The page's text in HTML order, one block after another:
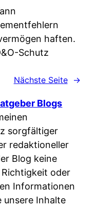
haften.
Schutz
Nächste Seite →
Blogs
sorgfältiger
redaktioneller
Blog keine
oder
Informationen
unsere Inhalte